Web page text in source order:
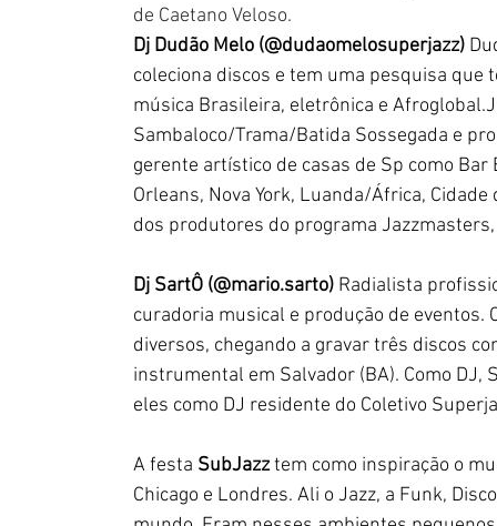
de Caetano Veloso.
Dj Dudão Melo (@dudaomelosuperjazz)
coleciona discos e tem uma pesquisa que
música Brasileira, eletrônica e
Sambaloco/Trama/Batida Sossegada e
gerente artístico de casas de Sp como
Orleans, Nova York, Luanda/África,
dos produtores do programa
Dj SartÔ (@mario.sarto) Radialista
curadoria musical e produção de
diversos, chegando a gravar três discos
instrumental em Salvador (BA). Como
eles como DJ residente do Coletivo
A festa SubJazz tem como inspiração o
Chicago e Londres. Ali o Jazz, a Funk,